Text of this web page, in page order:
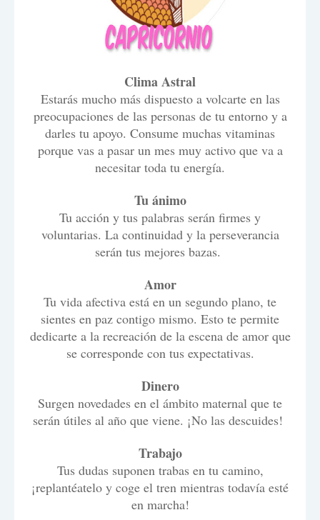
Clima Astral
Estarás mucho más dispuesto a volcarte en las
preocupaciones de las personas de tu entorno y a
darles tu apoyo. Consume muchas vitaminas
porque vas a pasar un mes muy activo que va a
necesitar toda tu energía.
Tu ánimo
Tu acción y tus palabras serán firmes y
voluntarias. La continuidad y la perseverancia
serán tus mejores bazas.
Amor
Tu vida afectiva está en un segundo plano, te
sientes en paz contigo mismo. Esto te permite
dedicarte a la recreación de la escena de amor que
se corresponde con tus expectativas.
Dinero
Surgen novedades en el ámbito maternal que te
serán útiles al año que viene. ¡No las descuides!
Trabajo
Tus dudas suponen trabas en tu camino,
¡replantéatelo y coge el tren mientras todavía esté
en marcha!